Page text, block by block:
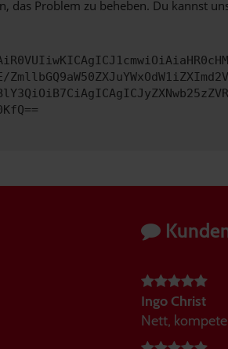
Problem zu beheben. Du kannst
Ingo Christ
Nett,